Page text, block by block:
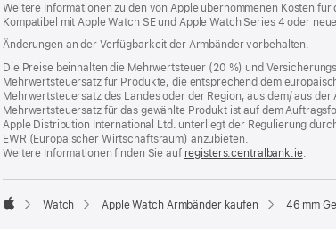
neues
Fenster)
Weitere Informationen zu den von Apple übernommenen Kosten
Kompatibel mit Apple Watch SE und Apple Watch Series 4 oder
Änderungen an der Verfügbarkeit der Armbänder vorbehalten.
Die Preise beinhalten die Mehrwertsteuer (20 %) und
Mehrwertsteuersatz für Produkte, die entsprechend dem
Mehrwertsteuersatz des Landes oder der Region, aus dem/ aus
Mehrwertsteuersatz für das gewählte Produkt ist auf dem
Apple Distribution International Ltd. unterliegt der Regulierung
EWR (Europäischer Wirtschaftsraum) anzubieten.
Weitere Informationen finden Sie auf registers.centralbank.ie(Öffnet
neues
.
Watch Apple Watch Armbänder kaufen 46 mm